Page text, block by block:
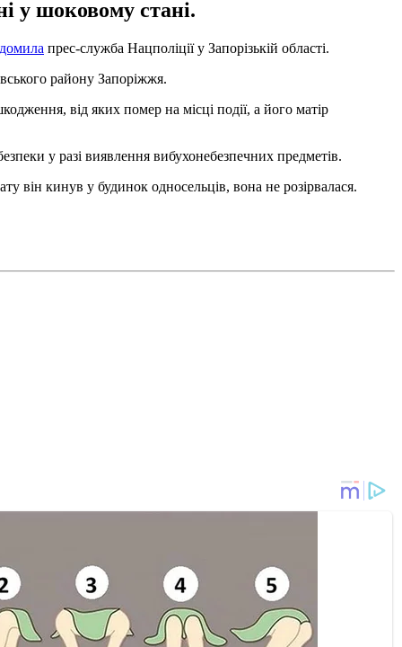
у шоковому стані.
прес-служба Нацполіції у Запорізькій області.
району Запоріжжя.
від яких помер на місці події, а його матір
у разі виявлення вибухонебезпечних предметів.
він кинув у будинок односельців, вона не розірвалася.